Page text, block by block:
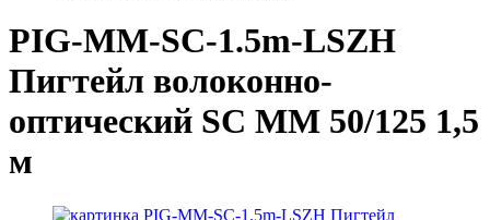
PIG-MM-SC-1.5m-LSZH
Пигтейл волоконно-
оптический SC MM 50/125 1,5
м